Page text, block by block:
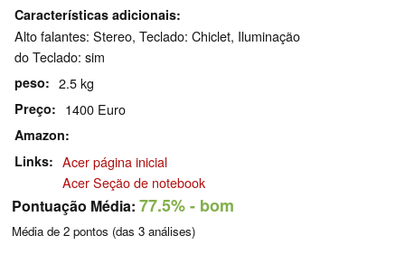
Características adicionais
Alto falantes: Stereo, Teclado: Chiclet, Iluminação
do Teclado: sim
peso 2.5 kg
Preço 1400 Euro
Amazon
Links
Acer página inicial
Acer Seção de notebook
Pontuação Média: 77.5%- bom
Média de 2 pontos (das 3 análises)